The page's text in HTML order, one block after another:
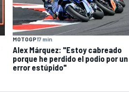
MOTOGP17 min
Alex Márquez: "Estoy cabreado
porque he perdido el podio por un
error estúpido"